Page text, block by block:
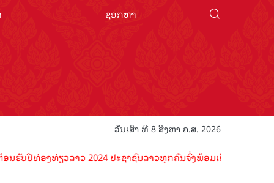
ວັນເສົາ ທີ 8 ສິງຫາ ຄ.ສ. 2026
ອງທ່ຽວລາວ 2024 ປະຊາຊົນລາວທຸກຄົນຈົ່ງພ້ອມເປັນເຈົ້າພາບທີ່ດີ ຕ້ອ